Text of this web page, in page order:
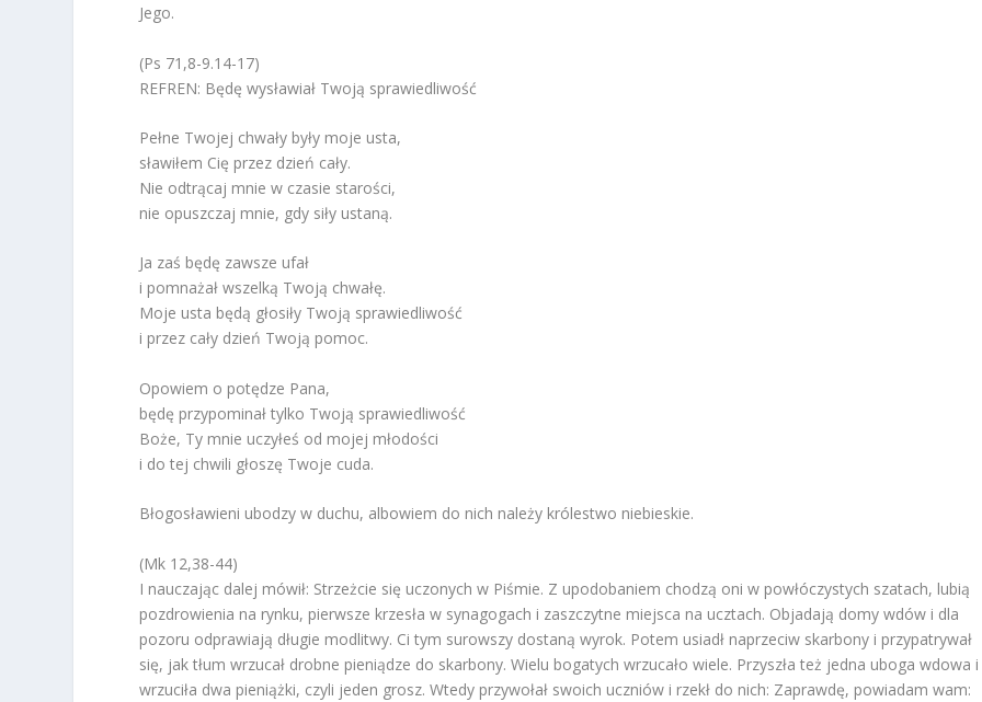
Jego.
(Ps 71,8-9.14-17)
REFREN: Będę wysławiał Twoją sprawiedliwość
Pełne Twojej chwały były moje usta,
sławiłem Cię przez dzień cały.
Nie odtrącaj mnie w czasie starości,
nie opuszczaj mnie, gdy siły ustaną.
Ja zaś będę zawsze ufał
i pomnażał wszelką Twoją chwałę.
Moje usta będą głosiły Twoją sprawiedliwość
i przez cały dzień Twoją pomoc.
Opowiem o potędze Pana,
będę przypominał tylko Twoją sprawiedliwość
Boże, Ty mnie uczyłeś od mojej młodości
i do tej chwili głoszę Twoje cuda.
Błogosławieni ubodzy w duchu, albowiem do nich należy królestwo niebieskie.
(Mk 12,38-44)
I nauczając dalej mówił: Strzeżcie się uczonych w Piśmie. Z upodobaniem chodzą oni w powłóczystych szatach, lubią
pozdrowienia na rynku, pierwsze krzesła w synagogach i zaszczytne miejsca na ucztach. Objadają domy wdów i dla
pozoru odprawiają długie modlitwy. Ci tym surowszy dostaną wyrok. Potem usiadł naprzeciw skarbony i przypatrywał
się, jak tłum wrzucał drobne pieniądze do skarbony. Wielu bogatych wrzucało wiele. Przyszła też jedna uboga wdowa i
wrzuciła dwa pieniążki, czyli jeden grosz. Wtedy przywołał swoich uczniów i rzekł do nich: Zaprawdę, powiadam wam: